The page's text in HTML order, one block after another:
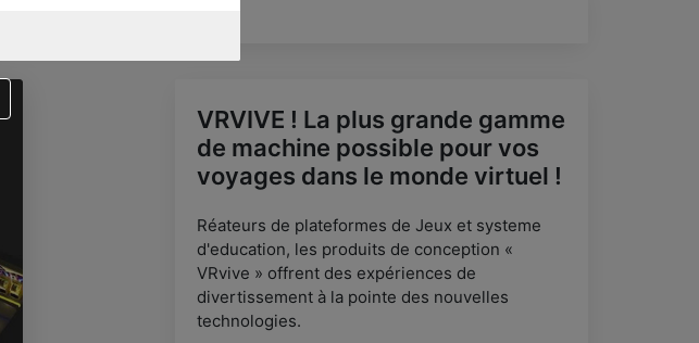
VRVIVE ! La plus grande gamme
de machine possible pour vos
voyages dans le monde virtuel !
Réateurs de plateformes de Jeux et systeme
d'education, les produits de conception «
VRvive » offrent des expériences de
divertissement à la pointe des nouvelles
technologies.